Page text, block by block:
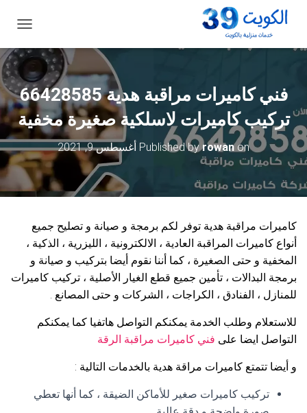
ب
د
ي
ل
ا
ل
ت
ن
ق
ل
فني كاميرات مراقبة هدية 66428585
تركيب كاميرات لاسلكية صغيرة مخفية
Published byrowanon أغسطس 9, 2021
كاميرات مراقبة هدية توفر لكم برمجة و صيانة و تصليح جميع
أنواع كاميرات المراقبة العادية ، الالكترونية ، الليزرية ، الذكية ،
المخفية و حتى الصغيرة ، كما أننا نقوم أيضا بتركيب و صيانة و
برمجة البدالات ، تأمين جميع قطع الغيار الأصلية ، تركيب كاميرات
للمنازل ، الفنادق ، الكراجات ، الشركات و حتى المصانع .
للاستعلام وطلب الخدمة يمكنكم التواصل هاتفيا كما يمكنكم
التواصل ايضا على فني كاميرات مراقبة الرقة
و أيضا تتمتع كاميرات مراقة هدية بالخدمات التالية :
تركيب كاميرات صغير للأماكن الضيقة ، كما أنها تعطي